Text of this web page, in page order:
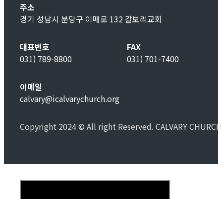
주소
경기 성남시 분당구 이매로 132 갈보리교회
대표번호
031) 789-8800
FAX
031) 701-7400
이메일
calvary@icalvarychurch.org
Copyright 2024 © All right Reserved. CALVARY CHURCH